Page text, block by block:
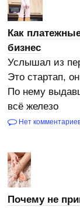
Как
бизнес
Услышал из
Это стартап,
По нему
всё железо
Нет
Почему не